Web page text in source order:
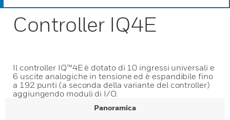
Controller IQ4E
Il controller IQ™4E è dotato di 10 ingressi universali e
6 uscite analogiche in tensione ed è espandibile fino
a 192 punti (a seconda della variante del controller)
aggiungendo moduli di I/O.
Panoramica